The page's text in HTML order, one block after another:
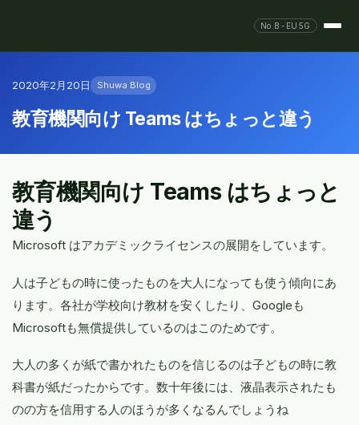
No.B-EU5G
2020年2月20日 Shuwa Blog
教育機関向け Teams はちょっと違う
教育機関向け Teams はちょっと
違う
Microsoft はアカデミックライセンスの展開をしています。
人は子どもの時に使ったものを大人になっても使う傾向にあ
ります。各社が学校向け教材を安くしたり、Googleも
Microsoftも無償提供しているのはこのためです。
大人の多くが紙で書かれたものを信じるのは子どもの時に教
科書が紙だったからです。数十年後には、液晶表示されたも
のの方を信用する人のほうが多くなるんでしょうね